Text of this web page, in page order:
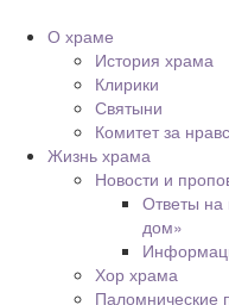
О храме
История храма
Клирики
Святыни
Комитет за
Жизнь храма
Новости и
Ответы на
дом»
Хор храма
Паломнические